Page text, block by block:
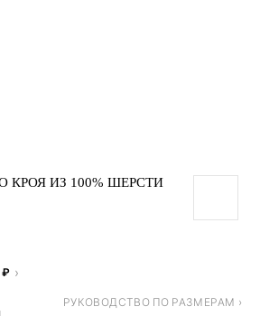
КРОЯ ИЗ 100% ШЕРСТИ
₽